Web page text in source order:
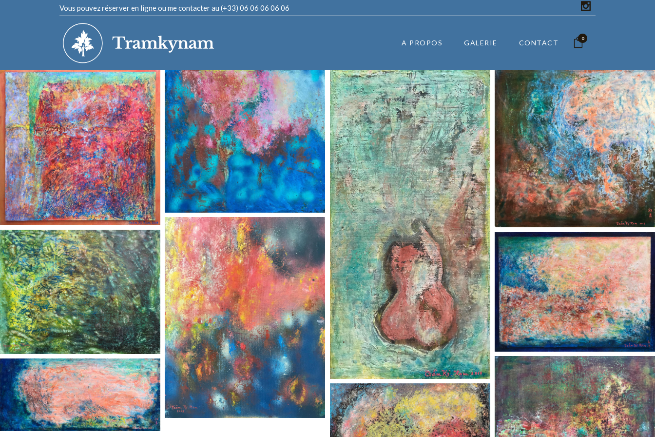
Vous pouvez réserver en ligne ou me contacter au (+33) 06 06 06 06 06
0
A PROPOS GALERIE CONTACT